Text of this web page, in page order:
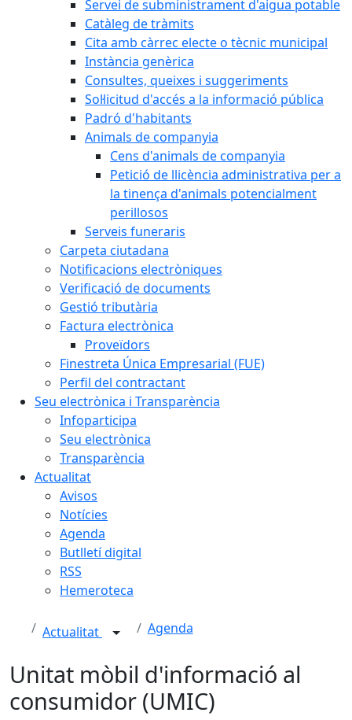
Servei de subministrament d'aigua potable
Catàleg de tràmits
Cita amb càrrec electe o tècnic municipal
Instància genèrica
Consultes, queixes i suggeriments
Sol·licitud d'accés a la informació pública
Padró d'habitants
Animals de companyia
Cens d'animals de companyia
Petició de llicència administrativa per a
la tinença d'animals potencialment
perillosos
Serveis funeraris
Carpeta ciutadana
Notificacions electròniques
Verificació de documents
Gestió tributària
Factura electrònica
Proveïdors
Finestreta Única Empresarial (FUE)
Perfil del contractant
Seu electrònica i Transparència
Infoparticipa
Seu electrònica
Transparència
Actualitat
Avisos
Notícies
Agenda
Butlletí digital
RSS
Hemeroteca
Actualitat Agenda
Unitat mòbil d'informació al
consumidor (UMIC)